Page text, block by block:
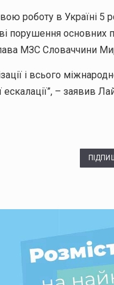
роботу в Україні 5
порушення основних
МЗС Словаччини
і всього
– заявив